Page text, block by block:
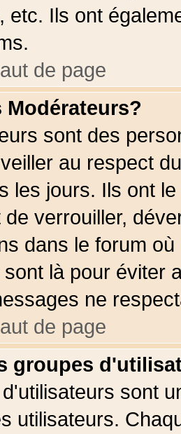
etc. Ils ont
de page
sont des
au respect
les jours. Ils ont
verrouiller,
dans le forum
sont là pour éviter
ne
de page
groupes
sont
utilisateurs.